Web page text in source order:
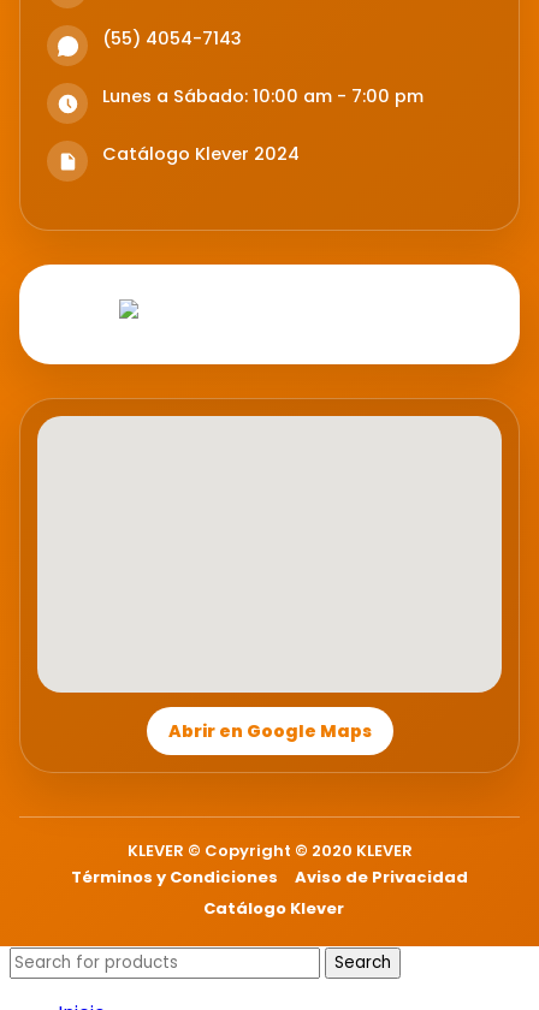
(55) 4054-7143
Lunes a Sábado: 10:00 am - 7:00 pm
Catálogo Klever 2024
Abrir en Google Maps
KLEVER © Copyright © 2020 KLEVER
Términos y Condiciones
Aviso de Privacidad
Catálogo Klever
Search